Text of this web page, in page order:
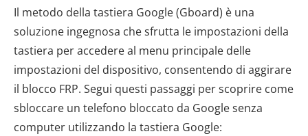
Il metodo della tastiera Google (Gboard) è una
soluzione ingegnosa che sfrutta le impostazioni della
tastiera per accedere al menu principale delle
impostazioni del dispositivo, consentendo di aggirare
il blocco FRP. Segui questi passaggi per scoprire come
sbloccare un telefono bloccato da Google senza
computer utilizzando la tastiera Google: